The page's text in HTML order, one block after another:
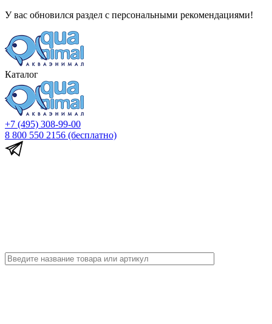
У вас обновился раздел с персональными рекомендациями!
Каталог
+7 (495) 308-99-00
8 800 550 2156 (бесплатно)